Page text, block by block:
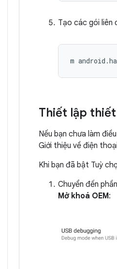
Tạo các gói liên
m android .
Thiết lập
Nếu bạn chưa làm
Giới thiệu về điện
Khi bạn đã bật Tuỳ
Chuyển đến
Mở khoá OEM: